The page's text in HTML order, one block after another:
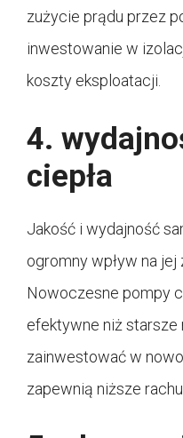
zużycie prądu przez
inwestowanie w
koszty eksploatacji.
4.
ciepła
Jakość i wydajność
ogromny wpływ na jej
Nowoczesne pompy
efektywne niż
zainwestować w
zapewnią niższe